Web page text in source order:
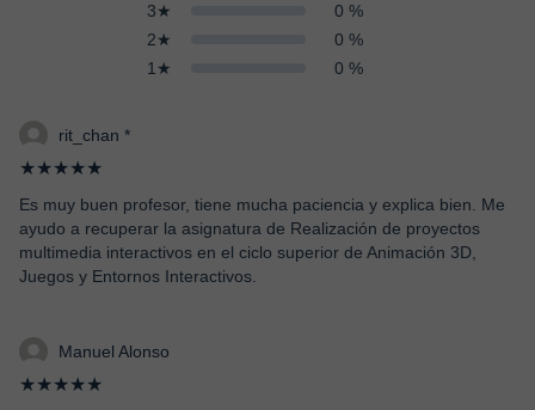
3★
0 %
2★
0 %
1★
0 %
rit_chan *
★★★★★
Es muy buen profesor, tiene mucha paciencia y explica bien. Me
ayudo a recuperar la asignatura de Realización de proyectos
multimedia interactivos en el ciclo superior de Animación 3D,
Juegos y Entornos Interactivos.
Manuel Alonso
★★★★★